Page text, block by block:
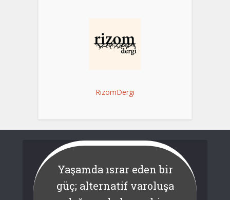
RizomDergi
Yaşamda ısrar eden bir
güç; alternatif varoluşa